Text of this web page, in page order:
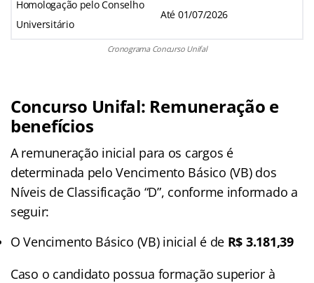
Homologação pelo Conselho
Universitário
Até 01/07/2026
Cronograma Concurso Unifal
Concurso Unifal: Remuneração e
benefícios
A remuneração inicial para os cargos é
determinada pelo Vencimento Básico (VB) dos
Níveis de Classificação “D”, conforme informado a
seguir:
O Vencimento Básico (VB) inicial é de R$ 3.181,39
Caso o candidato possua formação superior à